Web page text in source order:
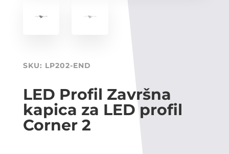
SKU: LP202-END
LED Profil Završna
kapica za LED profil
Corner 2